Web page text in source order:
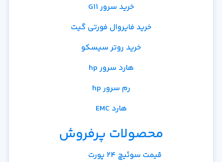
خرید سرور G11
خرید فایروال فورتی گیت
خرید روتر سیسکو
هارد سرور hp
رم سرور hp
هارد EMC
محصولات پرفروش
قیمت سوئیچ 24 پورت